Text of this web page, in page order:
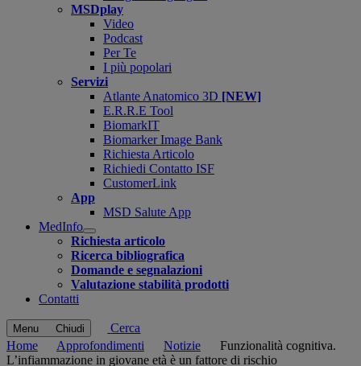
MSDplay
Video
Podcast
Per Te
I più popolari
Servizi
Atlante Anatomico 3D [NEW]
E.R.R.E Tool
BiomarkIT
Biomarker Image Bank
Richiesta Articolo
Richiedi Contatto ISF
CustomerLink
App
MSD Salute App
MedInfo
Open
submenu
Richiesta articolo
Ricerca bibliografica
Domande e segnalazioni
Valutazione stabilità prodotti
Contatti
Menu Chiudi
Cerca
Home
Approfondimenti Notizie
Funzionalità cognitiva.
L’infiammazione in giovane età è un fattore di rischio